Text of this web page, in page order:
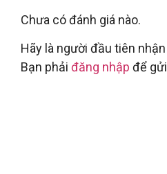
Chưa có đánh giá nào.
Hãy là người đầu tiên
Bạn phải đăng nhập để